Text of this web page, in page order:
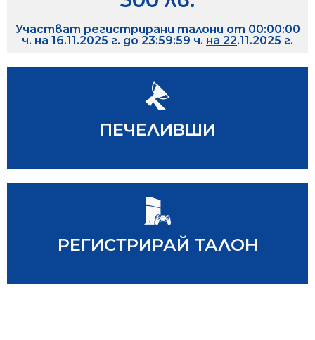
Участват регистрирани талони от 00:00:00
ч. на 16.11.2025 г. до 23:59:59 ч. на 22.11.2025 г.
ПЕЧЕЛИВШИ
ВИЖ ПЕЧЕЛИВШИТЕ
РЕГИСТРИРАЙ ТАЛОН
https://lottery.toto.bg/